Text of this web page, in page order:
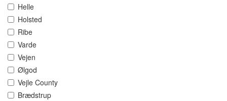
Helle
Holsted
Ribe
Varde
Vejen
Ølgod
Vejle County
Brædstrup